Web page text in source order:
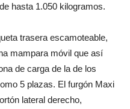
hasta 1.050 kilogramos.
trasera escamoteable,
mampara móvil que así
de carga de la de los
5 plazas. El furgón Maxi
lateral derecho,